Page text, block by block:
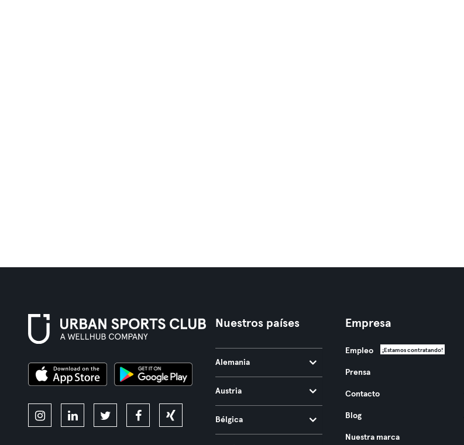
Nuestros países
Alemania
Austria
Bélgica
Empresa
Empleo ¡Estamos contratando!
Prensa
Contacto
Blog
Nuestra marca